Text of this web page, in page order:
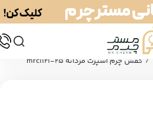
/ کفش چرم اسپرت مردانه mrc1121-25